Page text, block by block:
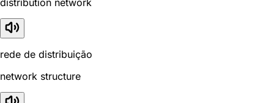
distribution network
rede de distribuição
network structure